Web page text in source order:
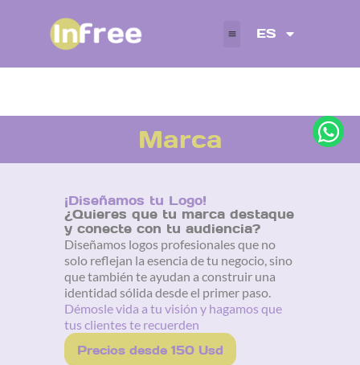
contenido
ES
Marca
¡Diseñamos tu Logo!
¿Quieres que tu marca destaque
y conecte con tu audiencia?
Diseñamos logos profesionales que no
solo reflejan la esencia de tu negocio, sino
que también te ayudan a construir una
identidad sólida desde el primer paso.
Démosle vida a tu visión y hagamos que
tus clientes te recuerden
Precios desde 150 Usd
W
h